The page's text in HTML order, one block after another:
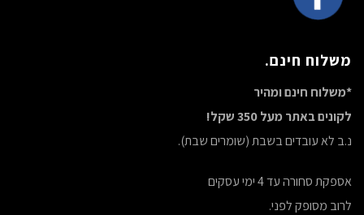
משלוח חינם.
*משלוח חינם ומהיר
לקונים באתר מעל 350 שקל!
נ.ב לא עובדים בשבת (שומרים שבת).
אספקת סחורה עד 4 ימי עסקים
לרוב מסופק לפני.